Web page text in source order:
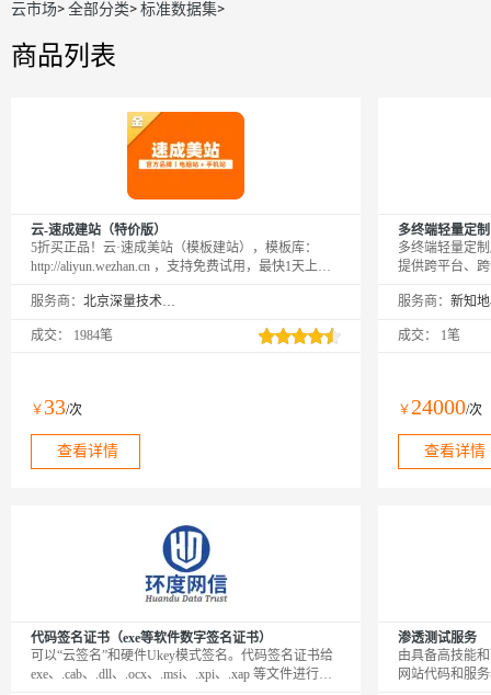
云市场>全部分类>标准数据集>
商品列表
云-速成建站（特价版）
5折买正品！云·速成美站（模板建站），模板库：
http://aliyun.wezhan.cn ，支持免费试用，最快1天上
服务商：
北京深量技术有限公司
成交： 1984笔
￥ 33/次
查看详情
多终端轻量定制
多终端轻量定
提供跨平台、
碍流通和用户
视应用等多终
服务商：
成交： 1笔
￥24000/次
查看详情
代码签名证书（exe等软件数字签名证书）
可以“云签名”和硬件Ukey模式签名。代码签名证书给
exe、.cab、.dll、.ocx、.msi、.xpi、.xap 等文件进行数
渗透测试服务
由具备高技能
网站代码和服